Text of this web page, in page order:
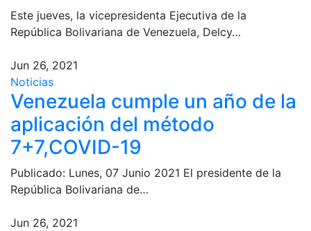
Este jueves, la vicepresidenta Ejecutiva de la
República Bolivariana de Venezuela, Delcy…
Jun 26, 2021
Noticias
Venezuela cumple un año de la
aplicación del método
7+7,COVID-19
Publicado: Lunes, 07 Junio 2021 El presidente de la
República Bolivariana de…
Jun 26, 2021